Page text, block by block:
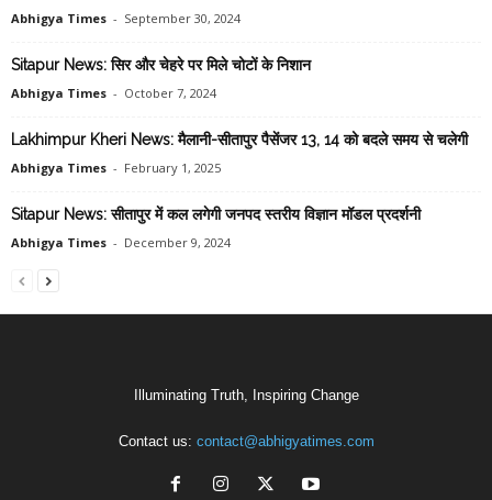
Abhigya Times - September 30, 2024
Sitapur News: सिर और चेहरे पर मिले चोटों के निशान
Abhigya Times - October 7, 2024
Lakhimpur Kheri News: मैलानी-सीतापुर पैसेंजर 13, 14 को बदले समय से चलेगी
Abhigya Times - February 1, 2025
Sitapur News: सीतापुर में कल लगेगी जनपद स्तरीय विज्ञान मॉडल प्रदर्शनी
Abhigya Times - December 9, 2024
Illuminating Truth, Inspiring Change
Contact us: contact@abhigyatimes.com